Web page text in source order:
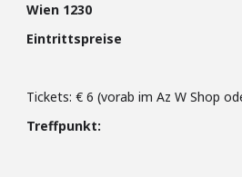
Wien 1230
Eintrittspreise
Tickets: € 6 (vorab im Az W Shop
Treffpunkt: